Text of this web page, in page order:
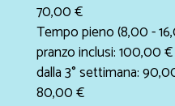
70,00 €
Tempo pieno (8,00 -
pranzo inclusi: 100,00 €
dalla 3° settimana:
80,00 €